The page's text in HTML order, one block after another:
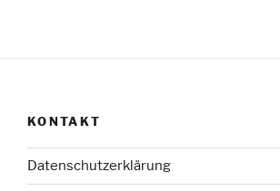
KONTAKT
Datenschutzerklärung